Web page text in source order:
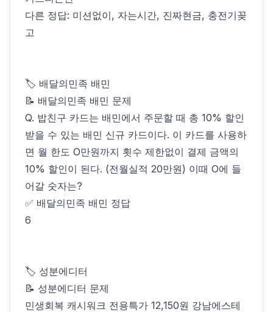
다른 정답: 미션없이, 자는시간, 진짜현금, 충전기꽂
고
🏷 배달의민족 배민
📝 배달의민족 배민 문제
Q. 밥친구 카드는 배민에서 주문할 때 총 10% 할인
받을 수 있는 배민 신규 카드이다. 이 카드를 사용하
면 월 한도 O만원까지 횟수 제한없이 결제 금액의
10% 할인이 된다. (전월실적 20만원) 이때 O에 들
어갈 숫자는?
✅ 배달의민족 배민 정답
6
🏷 성분에디터
📝 성분에디터 문제
민생회복 캐시워크 전용특가 12,150원 강남에스테